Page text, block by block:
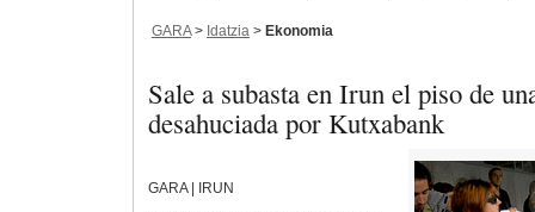
GARA> Idatzia > Ekonomia
Sale a subasta en Irun el piso de
desahuciada por Kutxabank
GARA | IRUN